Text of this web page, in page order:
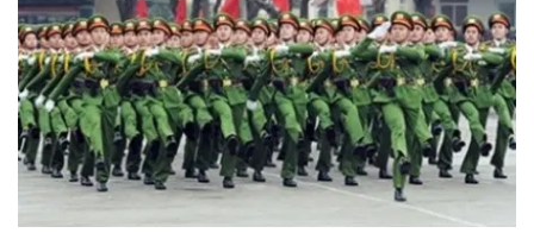
trọng giới thiệu cùng bạn đọc.